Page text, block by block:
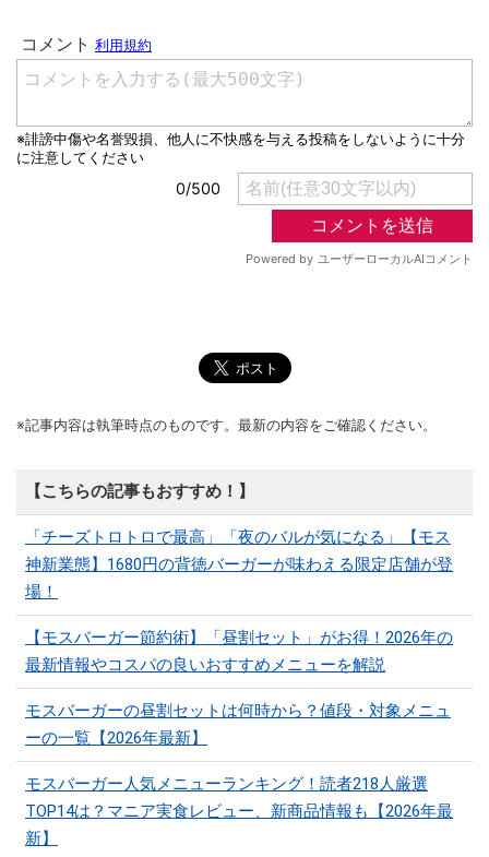
※記事内容は執筆時点のものです。最新の内容をご確認ください。
【こちらの記事もおすすめ！】
「チーズトロトロで最高」「夜のバルが気になる」【モス
神新業態】1680円の背徳バーガーが味わえる限定店舗が登
場！
【モスバーガー節約術】「昼割セット」がお得！2026年の
最新情報やコスパの良いおすすめメニューを解説
モスバーガーの昼割セットは何時から？値段・対象メニュ
ーの一覧【2026年最新】
モスバーガー人気メニューランキング！読者218人厳選
TOP14は？マニア実食レビュー、新商品情報も【2026年最
新】